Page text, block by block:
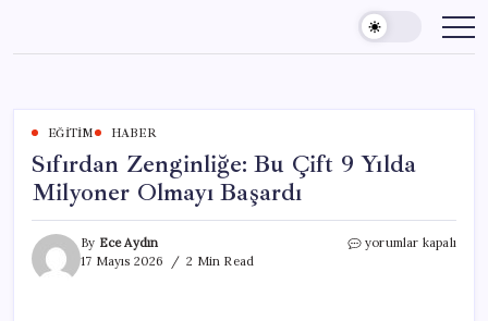
content
EĞITIM HABER
Sıfırdan Zenginliğe: Bu Çift 9 Yılda
Milyoner Olmayı Başardı
By Ece Aydın
17 Mayıs 2026
2 Min Read
Sıfırdan
yorumlar kapalı